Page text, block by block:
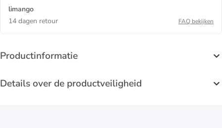
limango
14 dagen retour
FAQ bekijken
Productinformatie
Details over de productveiligheid